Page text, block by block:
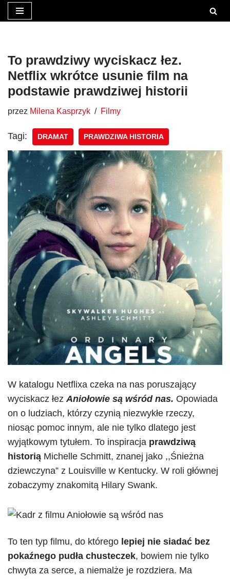
treści
To prawdziwy wyciskacz łez.
Netflix wkrótce usunie film na
podstawie prawdziwej historii
przez Milena Kasprzyk Filmy
Tagi: DRAMAT PRAWDZIWA HISTORIA
W katalogu Netflixa czeka na nas poruszający
wyciskacz łezAniołowie są wśród nas. Opowiada
on o ludziach, którzy czynią niezwykłe rzeczy,
niosąc pomoc innym, ale nie tylko dlatego jest
wyjątkowym tytułem. To inspiracja prawdziwą
historią Michelle Schmitt, znanej jako ,,Śnieżna
dziewczyna” z Louisville w Kentucky. W roli głównej
zobaczymy znakomitą Hilary Swank.
To ten typ filmu, do którego lepiej nie siadać bez
pokaźnego pudła chusteczek, bowiem nie tylko
chwyta za serce, a niemalże je rozdziera. Ma